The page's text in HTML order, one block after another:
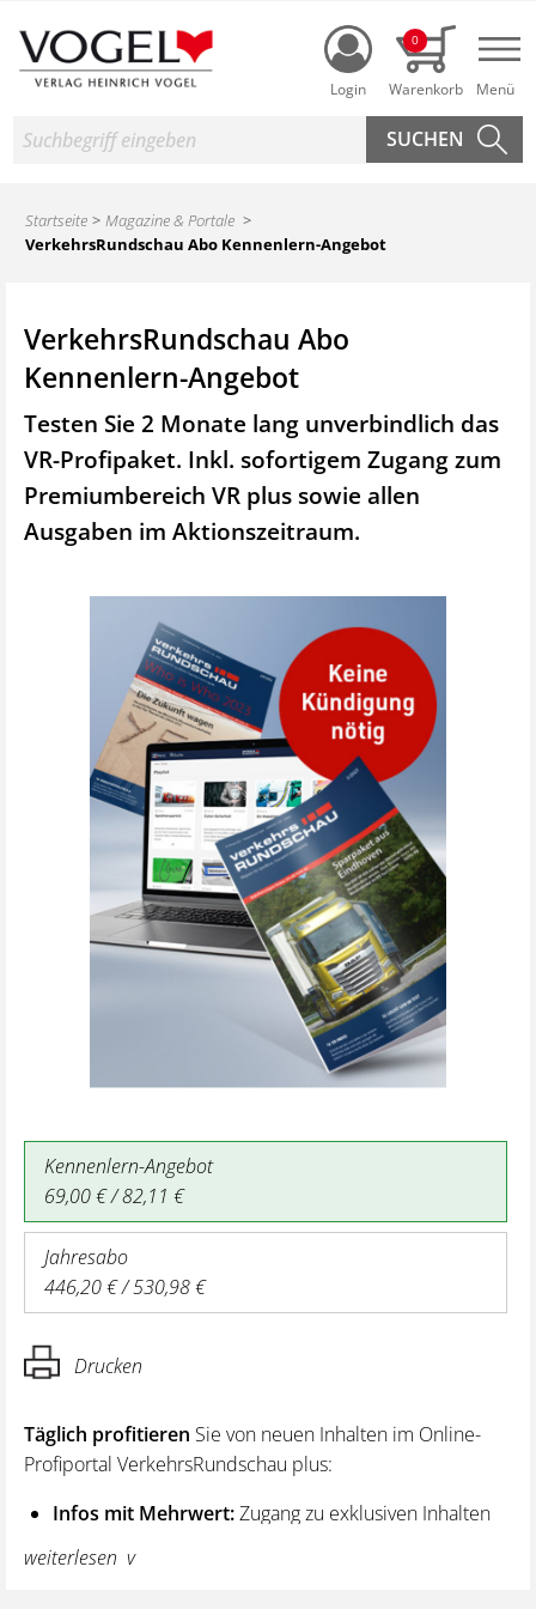
Login
0
Suche
Startseite
Magazine & Portale
VerkehrsRundschau Abo Kennenlern-Angebot
VerkehrsRundschau Abo
Kennenlern-Angebot
Testen Sie 2 Monate lang unverbindlich das
VR-Profipaket. Inkl. sofortigem Zugang zum
Premiumbereich VR plus sowie allen
Ausgaben im Aktionszeitraum.
Kennenlern-Angebot
69,00 € / 82,11 €
Jahresabo
446,20 € / 530,98 €
Drucken
Täglich profitieren Sie von neuen Inhalten im Online-
Profiportal VerkehrsRundschau plus:
Infos mit Mehrwert:Zugang zu exklusiven Inhalten
und Hintergrundwissen – von aktuellen Regelungen
wie z. B. bei den Lenk- und Ruhezeiten,
weiterlesen